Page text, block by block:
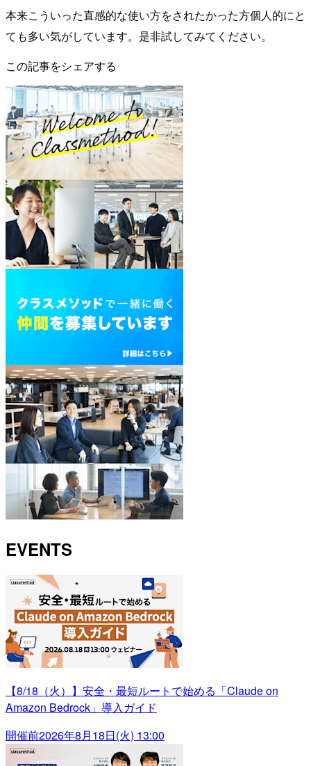
本来こういった直感的な使い方をされたかった方個人的にと
ても多い気がしています。是非試してみてください。
この記事をシェアする
EVENTS
【8/18（火）】安全・最短ルートで始める「Claude on
Amazon Bedrock」導入ガイド
開催前2026年8月18日(火) 13:00